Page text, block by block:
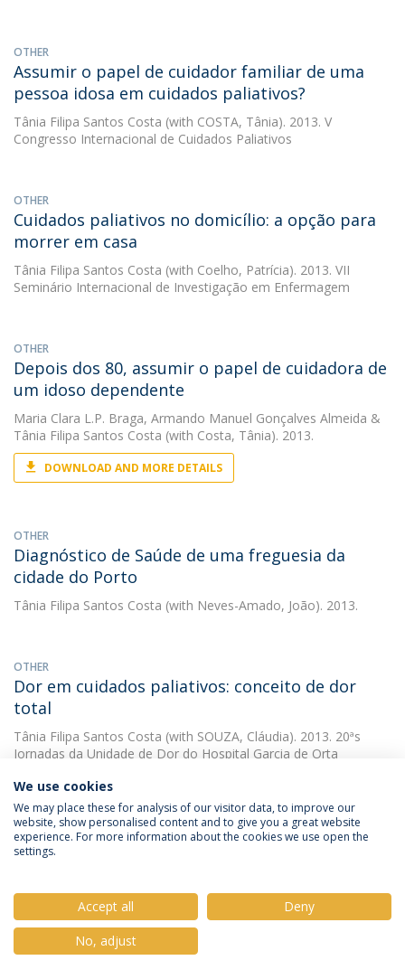
OTHER
Assumir o papel de cuidador familiar de uma
pessoa idosa em cuidados paliativos?
Tânia Filipa Santos Costa (with COSTA, Tânia). 2013. V
Congresso Internacional de Cuidados Paliativos
OTHER
Cuidados paliativos no domicílio: a opção para
morrer em casa
Tânia Filipa Santos Costa (with Coelho, Patrícia). 2013. VII
Seminário Internacional de Investigação em Enfermagem
OTHER
Depois dos 80, assumir o papel de cuidadora de
um idoso dependente
Maria Clara L.P. Braga, Armando Manuel Gonçalves Almeida &
Tânia Filipa Santos Costa (with Costa, Tânia). 2013.
DOWNLOAD AND MORE DETAILS
OTHER
Diagnóstico de Saúde de uma freguesia da
cidade do Porto
Tânia Filipa Santos Costa (with Neves-Amado, João). 2013.
OTHER
Dor em cuidados paliativos: conceito de dor
total
Tânia Filipa Santos Costa (with SOUZA, Cláudia). 2013. 20ªs
Jornadas da Unidade de Dor do Hospital Garcia de Orta
OTHER
Equipas de Cuidados Paliativos domiciliários no
Brasil: estimação de necessidades
Congresso Internacional de Cuidados Paliativos
We use cookies
We may place these for analysis of our visitor data, to improve our
website, show personalised content and to give you a great website
experience. For more information about the cookies we use open the
settings.
Accept all
Deny
No, adjust